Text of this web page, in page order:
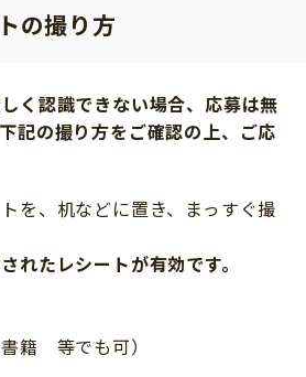
の撮り方
く認識できない場合、応募は無
記の撮り方をご確認の上、ご応
を、机などに置き、まっすぐ撮
れたレシートが有効です。
書籍 等でも可）